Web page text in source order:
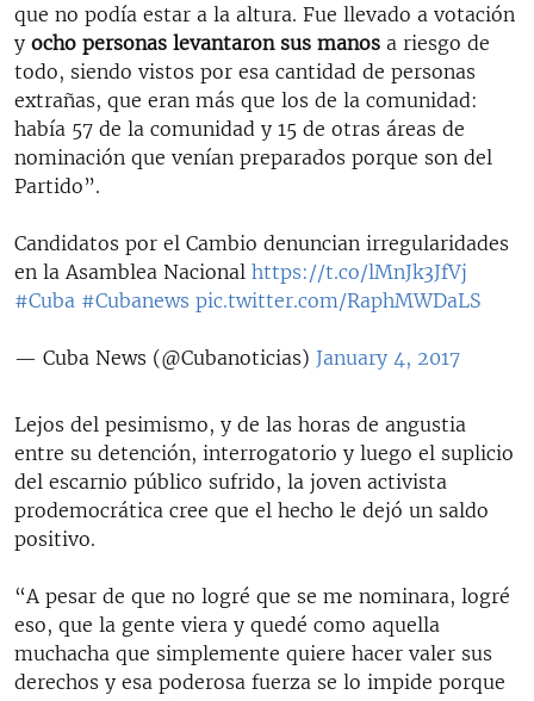
que no podía estar a la altura. Fue llevado a votación
y ocho personas levantaron sus manos a riesgo de
todo, siendo vistos por esa cantidad de personas
extrañas, que eran más que los de la comunidad:
había 57 de la comunidad y 15 de otras áreas de
nominación que venían preparados porque son del
Partido”.
Candidatos por el Cambio denuncian irregularidades
en la Asamblea Nacional https://t.co/lMnJk3JfVj
#Cuba #Cubanews pic.twitter.com/RaphMWDaLS
— Cuba News (@Cubanoticias) January 4, 2017
Lejos del pesimismo, y de las horas de angustia
entre su detención, interrogatorio y luego el suplicio
del escarnio público sufrido, la joven activista
prodemocrática cree que el hecho le dejó un saldo
positivo.
“A pesar de que no logré que se me nominara, logré
eso, que la gente viera y quedé como aquella
muchacha que simplemente quiere hacer valer sus
derechos y esa poderosa fuerza se lo impide porque